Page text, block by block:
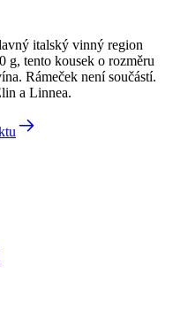
italský vinný region
g, tento kousek o rozměru
Rámeček není součástí.
a Linnea.